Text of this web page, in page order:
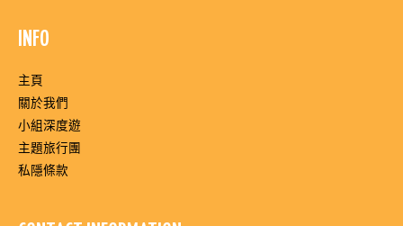
INFO
主頁
關於我們
小組深度遊
主題旅行團
私隱條款